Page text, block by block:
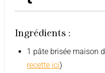
Ingrédients :
1 pâte brisée maison
recette ici)